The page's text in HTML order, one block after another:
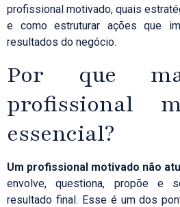
profissional motivado, quais
e como estruturar ações que
resultados do negócio.
Por que
profissional
essencial?
Um profissional motivado não
envolve, questiona, propõe e
resultado final. Esse é um dos